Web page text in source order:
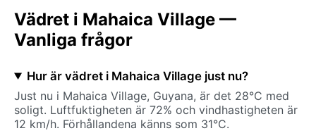
Vädret i Mahaica Village —
Vanliga frågor
Hur är vädret i Mahaica Village just nu?
Just nu i Mahaica Village, Guyana, är det 28°C med
soligt. Luftfuktigheten är 72% och vindhastigheten är
12 km/h. Förhållandena känns som 31°C.